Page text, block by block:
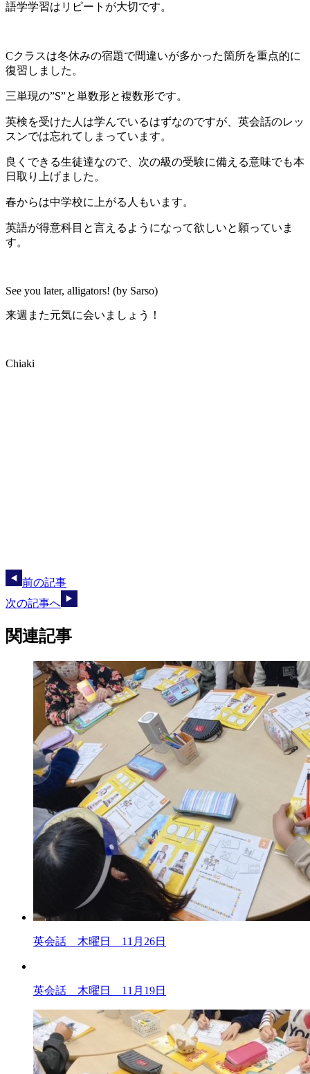
語学学習はリピートが大切です。
Cクラスは冬休みの宿題で間違いが多かった箇所を重点的に
復習しました。
三単現の”S”と単数形と複数形です。
英検を受けた人は学んでいるはずなのですが、英会話のレッ
スンでは忘れてしまっています。
良くできる生徒達なので、次の級の受験に備える意味でも本
日取り上げました。
春からは中学校に上がる人もいます。
英語が得意科目と言えるようになって欲しいと願っていま
す。
See you later, alligators! (by Sarso)
来週また元気に会いましょう！
Chiaki
前の記事
次の記事へ
関連記事
英会話 木曜日 11月26日
英会話 木曜日 11月19日